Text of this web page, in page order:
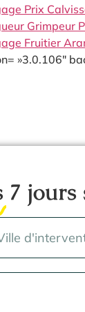
Prix
Grimpeur
Fruitier
»3.0.106″
7 jours